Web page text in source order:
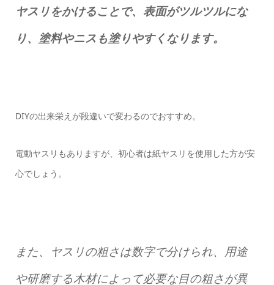
ヤスリをかけることで、表面がツルツルにな
り、塗料やニスも塗りやすくなります。
DIYの出来栄えが段違いで変わるのでおすすめ。
電動ヤスリもありますが、初心者は紙ヤスリを使用した方が安
心でしょう。
また、ヤスリの粗さは数字で分けられ、用途
や研磨する木材によって必要な目の粗さが異